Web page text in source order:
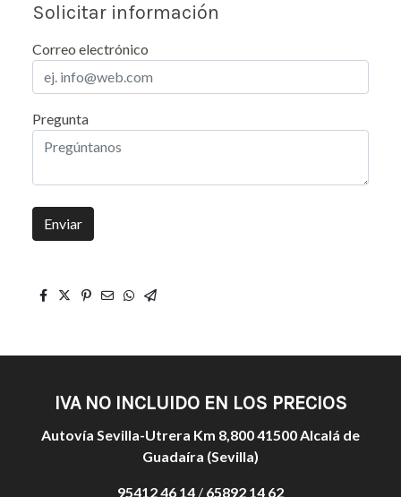
Solicitar información
Correo electrónico
Pregunta
Enviar
IVA NO INCLUIDO EN LOS PRECIOS
Autovía Sevilla-Utrera Km 8,800 41500 Alcalá de
Guadaíra (Sevilla)
95412 46 14 / 65892 14 62